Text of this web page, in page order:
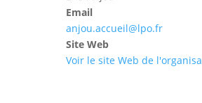
Email
anjou.accueil@lpo.fr
Site Web
Voir le site Web de